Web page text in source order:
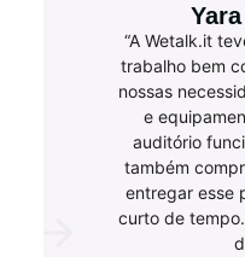
“A Wetalk.it
trabalho bem
nossas
e
auditório
também
entregar esse
curto de